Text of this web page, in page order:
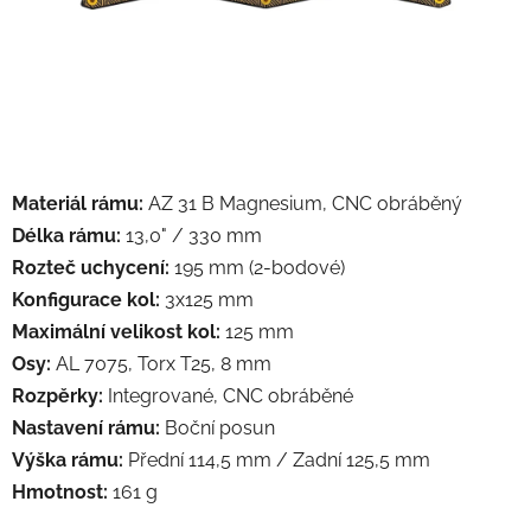
Materiál rámu: AZ 31 B Magnesium, CNC obráběný
Délka rámu: 13,0" / 330 mm
Rozteč uchycení: 195 mm (2-bodové)
Konfigurace kol: 3x125 mm
Maximální velikost kol: 125 mm
Osy: AL 7075, Torx T25, 8 mm
Rozpěrky: Integrované, CNC obráběné
Nastavení rámu: Boční posun
Výška rámu: Přední 114,5 mm / Zadní 125,5 mm
Hmotnost: 161 g